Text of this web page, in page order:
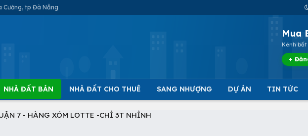
Cường, tp Đà Nẵng
Mua
Kênh bất
+
NHÀ ĐẤT BÁN NHÀ ĐẤT CHO THUÊ SANG NHƯỢNG DỰ ÁN TIN TỨC